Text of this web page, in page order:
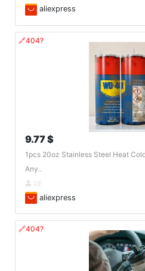
aliexpress
🔗404?
9.77 $
1pcs 20oz Stainless Steel Heat
Any..
DE
aliexpress
🔗404?